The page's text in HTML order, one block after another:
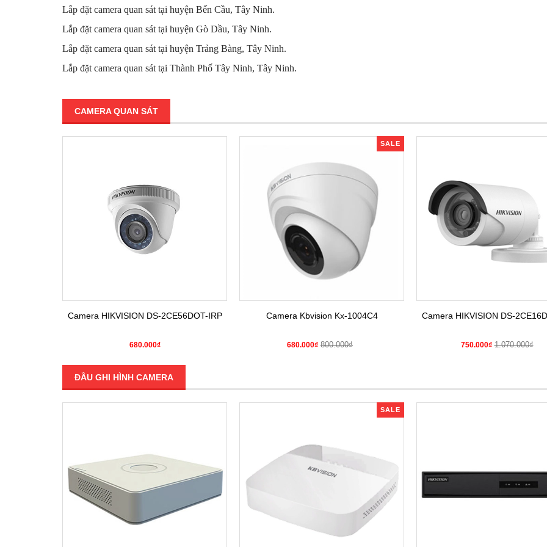
Lắp đặt camera quan sát tại huyện Bến Cầu, Tây Ninh.
Lắp đặt camera quan sát tại huyện Gò Dầu, Tây Ninh.
Lắp đặt camera quan sát tại huyện Trảng Bàng, Tây Ninh.
Lắp đặt camera quan sát tại Thành Phố Tây Ninh, Tây Ninh.
CAMERA QUAN SÁT
Camera HIKVISION DS-2CE56DOT-IRP
680.000₫
SALE
Camera Kbvision Kx-1004C4
680.000₫ 800.000₫
Camera HIKVISION DS-
750.000₫ 1.070.000₫
ĐẦU GHI HÌNH CAMERA
SALE